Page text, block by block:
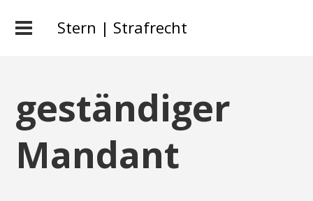
Stern | Strafrecht
geständiger
Mandant